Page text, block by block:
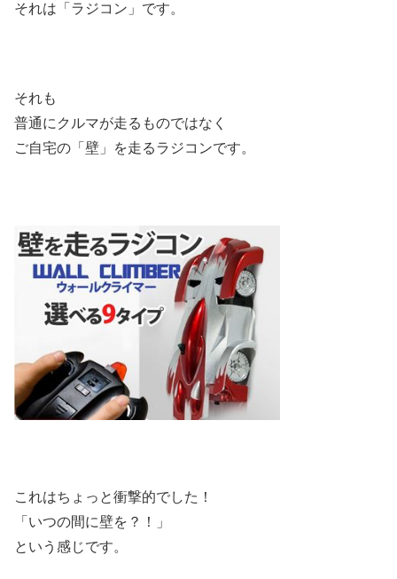
それは「ラジコン」です。
それも
普通にクルマが走るものではなく
ご自宅の「壁」を走るラジコンです。
これはちょっと衝撃的でした！
「いつの間に壁を？！」
という感じです。